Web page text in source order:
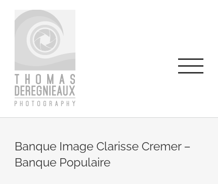
Banque Image Clarisse Cremer –
Banque Populaire